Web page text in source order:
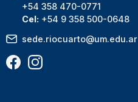
+54 358 470-0771
Cel: +54 9 358 500-0648
sede.riocuarto@um.edu.ar